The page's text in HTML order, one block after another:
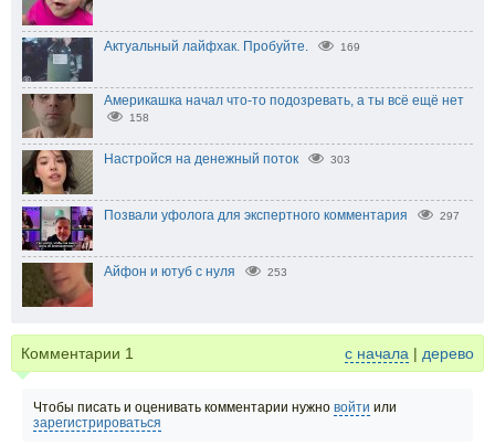
Актуальный лайфхак. Пробуйте. 169
Америкашка начал что-то подозревать, а ты всё ещё нет
158
Настройся на денежный поток 303
Позвали уфолога для экспертного комментария 297
Айфон и ютуб с нуля 253
Комментарии 1 с начала | дерево
Чтобы писать и оценивать комментарии нужно войти или
зарегистрироваться